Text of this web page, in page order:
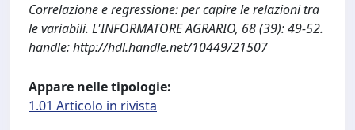
Correlazione e regressione: per capire le relazioni tra
le variabili. L'INFORMATORE AGRARIO, 68 (39): 49-52.
handle: http://hdl.handle.net/10449/21507
Appare nelle tipologie:
1.01 Articolo in rivista